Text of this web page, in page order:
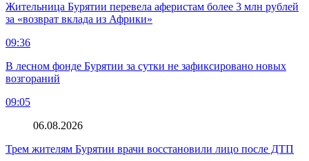
Жительница Бурятии перевела аферистам более 3 млн рублей
за «возврат вклада из Африки»
09:36
В лесном фонде Бурятии за сутки не зафиксировано новых
возгораний
09:05
06.08.2026
Трем жителям Бурятии врачи восстановили лицо после ДТП